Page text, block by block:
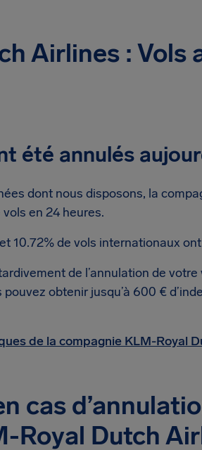
Airlines : Vols
été annulés
dont nous disposons, la
en 24 heures.
10.72% de vols internationaux
de l’annulation de votre
obtenir jusqu’à 600 €
de la compagnie KLM-Royal
cas
Royal Dutch